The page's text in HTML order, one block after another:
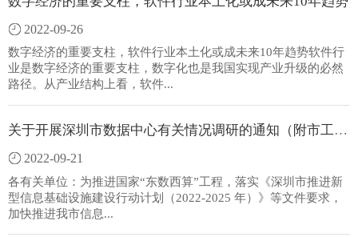
2022-09-26
数字经济的重要支柱，软件行业本土化或成未来10年趋势软件行
业是数字经济的重要支柱，数字化也是我国实现产业升级的必然
路径。从产业结构上看，软件...
关于开展深圳市数据中心有关情况调研的通知（附市工信局商请函）
2022-09-21
各有关单位：为推进国家“东数西算”工程，落实《深圳市推进新
型信息基础设施建设行动计划（2022-2025 年）》等文件要求，
加快推进我市信息...